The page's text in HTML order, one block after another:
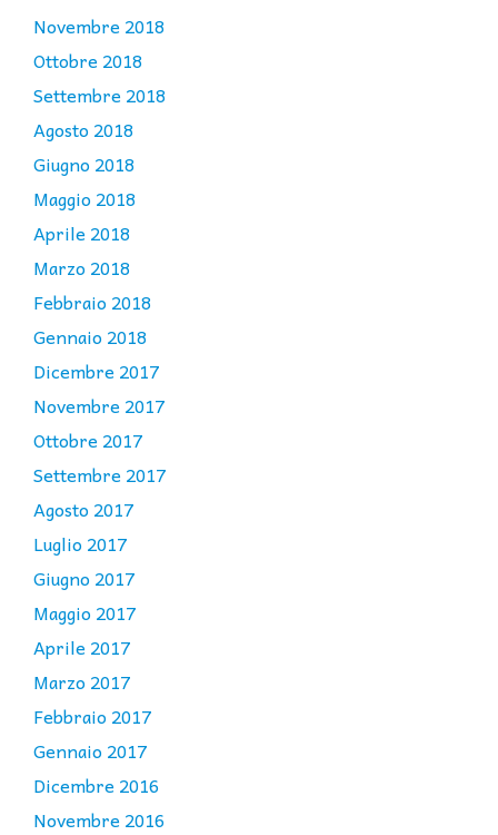
Novembre 2018
Ottobre 2018
Settembre 2018
Agosto 2018
Giugno 2018
Maggio 2018
Aprile 2018
Marzo 2018
Febbraio 2018
Gennaio 2018
Dicembre 2017
Novembre 2017
Ottobre 2017
Settembre 2017
Agosto 2017
Luglio 2017
Giugno 2017
Maggio 2017
Aprile 2017
Marzo 2017
Febbraio 2017
Gennaio 2017
Dicembre 2016
Novembre 2016